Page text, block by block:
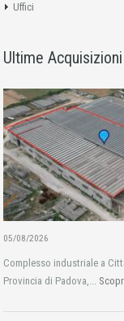
Uffici
Ultime Acquisizioni
05/08/2026
Complesso industriale a
Provincia di Padova,...